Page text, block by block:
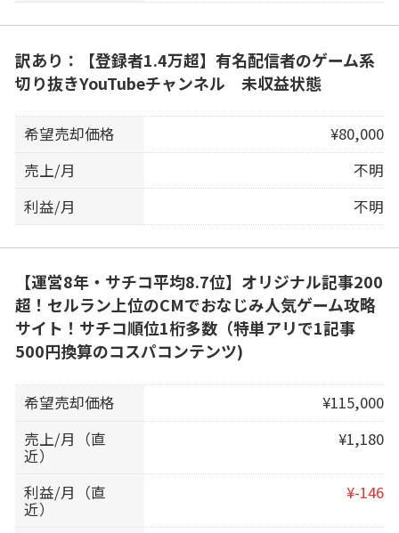
訳あり：【登録者1.4万超】有名配信者のゲーム系
切り抜きYouTubeチャンネル 未収益状態
希望売却価格
¥80,000
売上/月
不明
利益/月
不明
【運営8年・サチコ平均8.7位】オリジナル記事200
超！セルラン上位のCMでおなじみ人気ゲーム攻略
サイト！サチコ順位1桁多数（特単アリで1記事
500円換算のコスパコンテンツ)
希望売却価格
¥115,000
売上/月（直
近）
¥1,180
利益/月（直
近）
¥-146